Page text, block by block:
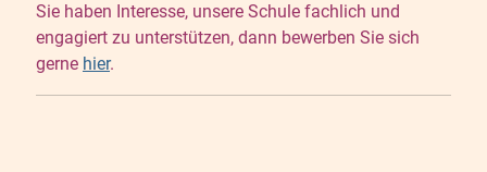
Sie haben Interesse, unsere Schule fachlich und
engagiert zu unterstützen, dann bewerben Sie sich
gerne hier.